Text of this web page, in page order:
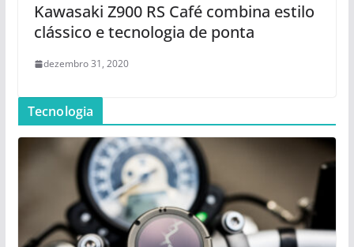
Kawasaki Z900 RS Café combina estilo
clássico e tecnologia de ponta
dezembro 31, 2020
Tecnologia